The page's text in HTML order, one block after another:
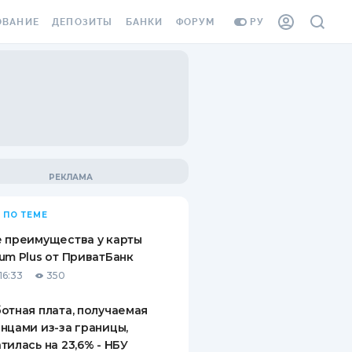
РУ
ВИНЬЕТКА
СОТРУДНИКОВ
ОТ
СЛУЧАЕВ
ДЕПОЗИТЫ
ВОПРОСЫ И ОТВЕТЫ
ПУТЕВОДИТЕЛИ ПО
БАНКИ ФОРУМ
ПО ТЕМЕ
преимущества у карты
Plus от ПриватБанк
350
плата, получаемая
из-за границы,
на 23,6% - НБУ